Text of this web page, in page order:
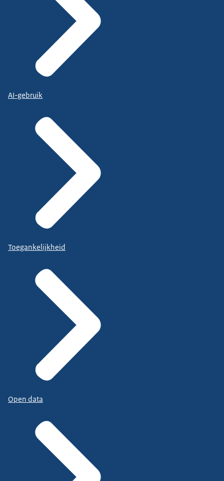
AI-gebruik
Toegankelijkheid
Open data